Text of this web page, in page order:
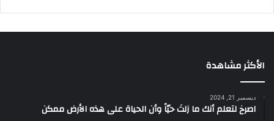
الأكثر مشاهدة
ديسمبر 21, 2024
‫اصرخ لتعلم أنك ما زلتَ حيّاً وأن الحياة على هذه الأرض ممكن